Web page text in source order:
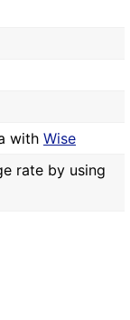
with Wise
rate by using